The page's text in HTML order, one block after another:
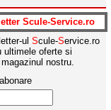
pneumatic1/2- BGS
Nm
356.94
ADAUGA IN COS
Scule-Service.ro
ul Scule-Service.ro
ultimele oferte si
nostru.